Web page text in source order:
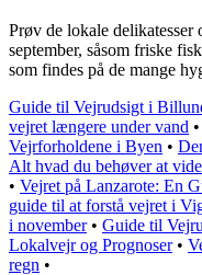
Prøv de lokale delikatesser
september, såsom friske
som findes på de mange
Guide til Vejrudsigt i
vejret længere under vand •
Vejrforholdene i Byen •
Alt hvad du behøver at vide
• Vejret på Lanzarote: En
guide til at forstå vejret i
i november• Guide til
Lokalvejr og Prognoser•
regn •